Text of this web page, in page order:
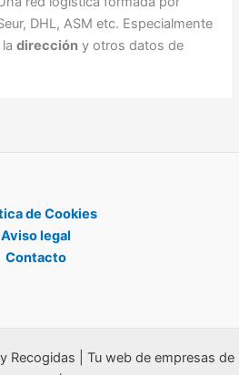
DHL, ASM etc. Especialmente
ladirección y otros datos de
de Cookies
Aviso legal
Contacto
| Tu web de empresas de